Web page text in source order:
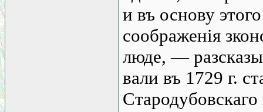
и въ основу
соображенія
люде, —
вали въ 1729 г.